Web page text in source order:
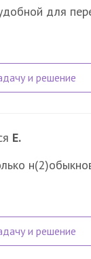
для
Е.